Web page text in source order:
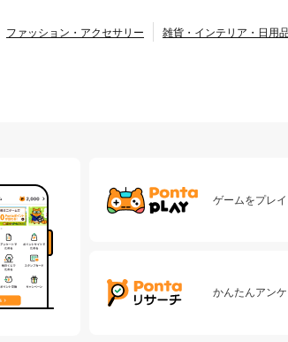
ファッション・アクセサリー 雑貨・インテリア・日用
ゲームをプレ
かんたんアン